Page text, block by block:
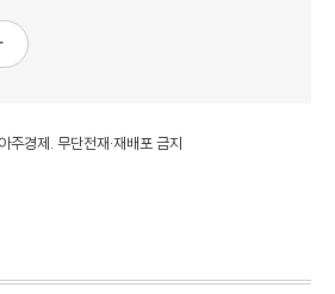
경제. 무단전재·재배포 금지